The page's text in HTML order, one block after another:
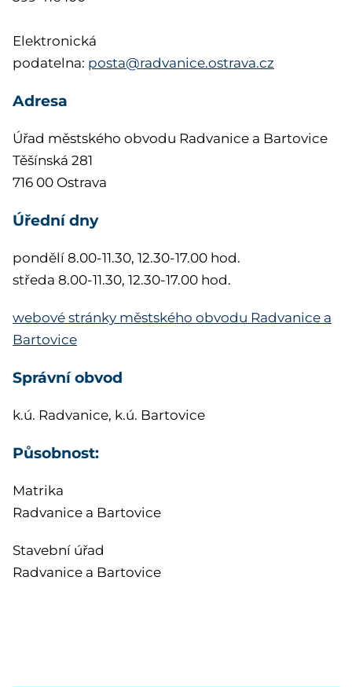
Elektronická
podatelna: posta@radvanice.ostrava.cz
Adresa
Úřad městského obvodu Radvanice a Bartovice
Těšínská 281
716 00 Ostrava
Úřední dny
pondělí 8.00-11.30, 12.30-17.00 hod.
středa 8.00-11.30, 12.30-17.00 hod.
webové stránky městského obvodu Radvanice a
Bartovice
Správní obvod
k.ú. Radvanice, k.ú. Bartovice
Působnost:
Matrika
Radvanice a Bartovice
Stavební úřad
Radvanice a Bartovice